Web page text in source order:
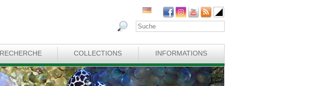
RECHERCHE COLLECTIONS INFORMATIONS